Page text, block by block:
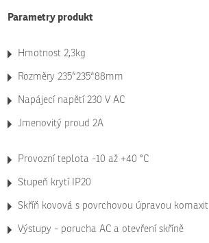
Parametry produkt
Hmotnost 2,3kg
Rozměry 235*235*88mm
Napájecí napětí 230 V AC
Jmenovitý proud 2A
Provozní teplota -10 až +40 °C
Stupeň krytí IP20
Skříň kovová s povrchovou úpravou komaxit
Výstupy - porucha AC a otevření skříně